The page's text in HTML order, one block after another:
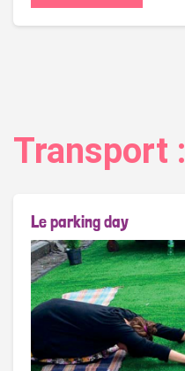
Transport :
Le parking day